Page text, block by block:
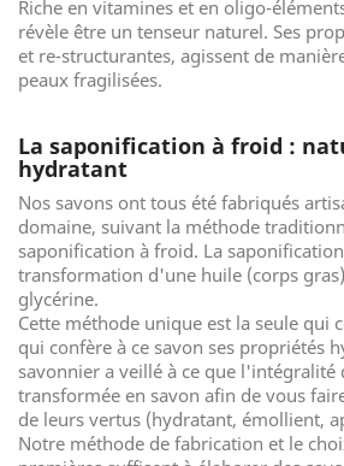
Riche en vitamines et en oligo-
révèle être un tenseur naturel. Ses
et re-structurantes, agissent de
peaux fragilisées.
La saponification à froid :
hydratant
Nos savons ont tous été fabriqués
domaine, suivant la méthode
saponification à froid. La
transformation d'une huile (corps
glycérine.
Cette méthode unique est la seule qui
qui confère à ce savon ses propriétés
savonnier a veillé à ce que l'intégralité
transformée en savon afin de vous
de leurs vertus (hydratant, émollient,
Notre méthode de fabrication et le